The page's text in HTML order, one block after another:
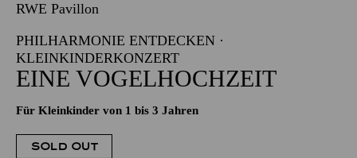
RWE Pavillon
PHILHARMONIE ENTDECKEN ·
KLEINKINDERKONZERT
EINE VOGELHOCHZEIT
Für Kleinkinder von 1 bis 3 Jahren
SOLD OUT